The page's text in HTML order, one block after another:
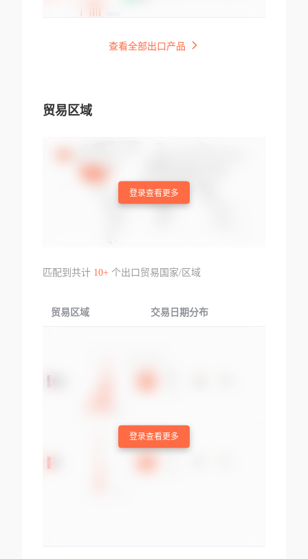
查看全部出口产品
贸易区域
登录查看更多
匹配到共计 10+个出口贸易国家/区域
贸易区域 交易日期分布
登录查看更多